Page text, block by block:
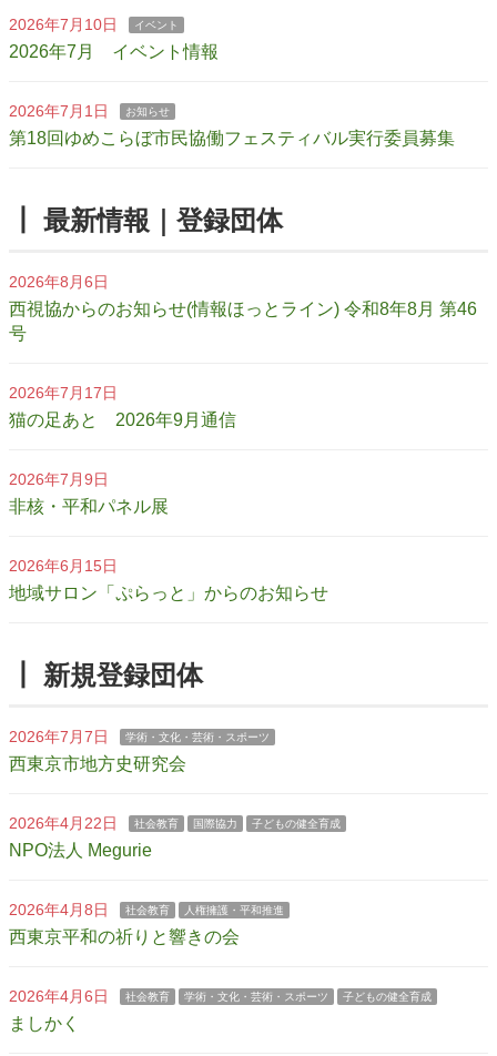
2026年7月10日 イベント
2026年7月 イベント情報
2026年7月1日 お知らせ
第18回ゆめこらぼ市民協働フェスティバル実行委員募集
┃ 最新情報｜登録団体
2026年8月6日
西視協からのお知らせ(情報ほっとライン) 令和8年8月 第46
号
2026年7月17日
猫の足あと 2026年9月通信
2026年7月9日
非核・平和パネル展
2026年6月15日
地域サロン「ぷらっと」からのお知らせ
┃ 新規登録団体
2026年7月7日 学術・文化・芸術・スポーツ
西東京市地方史研究会
2026年4月22日 社会教育 国際協力 子どもの健全育成
NPO法人 Megurie
2026年4月8日 社会教育 人権擁護・平和推進
西東京平和の祈りと響きの会
2026年4月6日 社会教育 学術・文化・芸術・スポーツ 子どもの健全育成
ましかく